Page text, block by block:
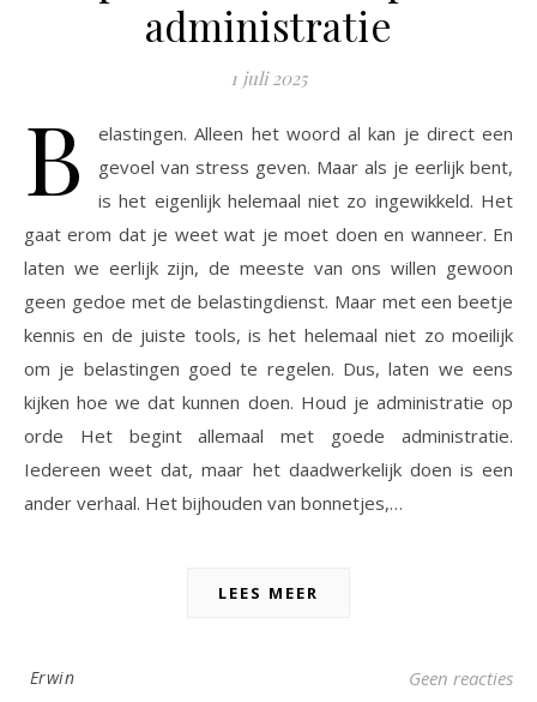
administratie
1 juli 2025
B
elastingen. Alleen het woord al kan je direct een
gevoel van stress geven. Maar als je eerlijk bent,
is het eigenlijk helemaal niet zo ingewikkeld. Het
gaat erom dat je weet wat je moet doen en wanneer. En
laten we eerlijk zijn, de meeste van ons willen gewoon
geen gedoe met de belastingdienst. Maar met een beetje
kennis en de juiste tools, is het helemaal niet zo moeilijk
om je belastingen goed te regelen. Dus, laten we eens
kijken hoe we dat kunnen doen. Houd je administratie op
orde Het begint allemaal met goede administratie.
Iedereen weet dat, maar het daadwerkelijk doen is een
ander verhaal. Het bijhouden van bonnetjes,…
LEES MEER
Erwin Geen reacties